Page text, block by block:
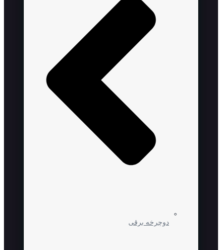
دوچرخه برقی